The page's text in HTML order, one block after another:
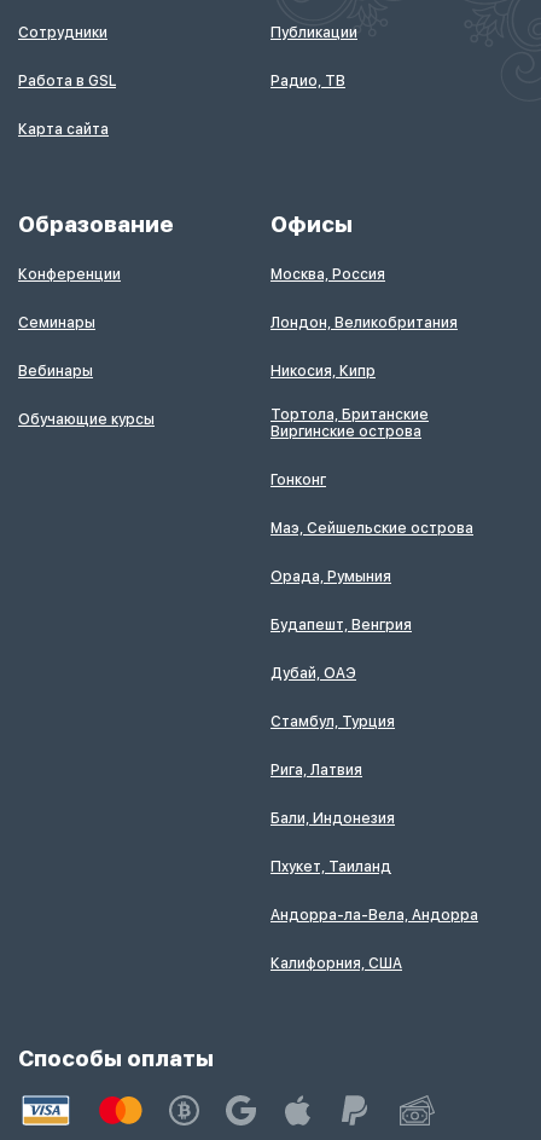
Сотрудники
Работа в GSL
Карта сайта
Публикации
Радио, ТВ
Образование
Конференции
Семинары
Вебинары
Обучающие курсы
Офисы
Москва, Россия
Лондон, Великобритания
Никосия, Кипр
Тортола, Британские
Виргинские острова
Гонконг
Маэ, Сейшельские острова
Орада, Румыния
Будапешт, Венгрия
Дубай, ОАЭ
Стамбул, Турция
Рига, Латвия
Бали, Индонезия
Пхукет, Таиланд
Андорра-ла-Вела, Андорра
Калифорния, США
Способы оплаты